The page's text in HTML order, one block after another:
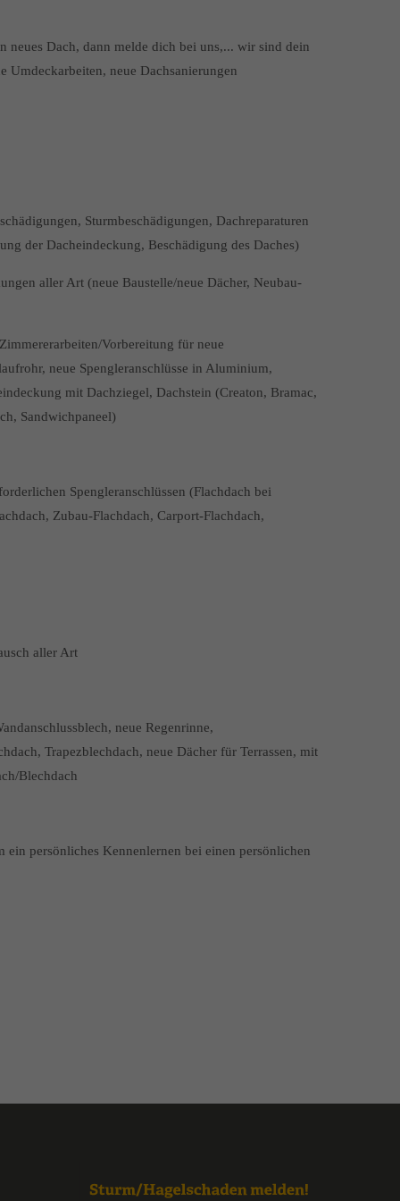
neues Dach, dann melde dich bei uns,... wir sind dein
Umdeckarbeiten, neue Dachsanierungen
Sturmbeschädigungen, Dachreparaturen
der Dacheindeckung, Beschädigung des Daches)
aller Art (neue Baustelle/neue Dächer, Neubau-
Vorbereitung für neue
neue Spengleranschlüsse in Aluminium,
mit Dachziegel, Dachstein (Creaton, Bramac,
Sandwichpaneel)
Spengleranschlüssen (Flachdach bei
Zubau-Flachdach, Carport-Flachdach,
aller Art
neue Regenrinne,
Trapezblechdach, neue Dächer für Terrassen, mit
Blechdach
persönliches Kennenlernen bei einen persönlichen